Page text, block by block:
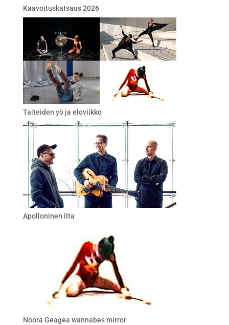
Kaavoituskatsaus 2026
Taiteiden yö ja eloviikko
Apolloninen ilta
Noora Geagea wannabes mirror